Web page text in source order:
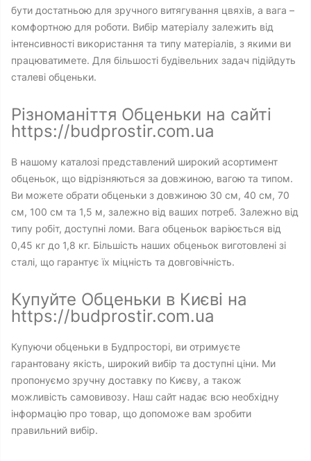
бути достатньою для зручного витягування цвяхів, а вага –
комфортною для роботи. Вибір матеріалу залежить від
інтенсивності використання та типу матеріалів, з якими ви
працюватимете. Для більшості будівельних задач підійдуть
сталеві обценьки.
Різноманіття Обценьки на сайті
https://budprostir.com.ua
В нашому каталозі представлений широкий асортимент
обценьок, що відрізняються за довжиною, вагою та типом.
Ви можете обрати обценьки з довжиною 30 см, 40 см, 70
см, 100 см та 1,5 м, залежно від ваших потреб. Залежно від
типу робіт, доступні ломи. Вага обценьок варіюється від
0,45 кг до 1,8 кг. Більшість наших обценьок виготовлені зі
сталі, що гарантує їх міцність та довговічність.
Купуйте Обценьки в Києві на
https://budprostir.com.ua
Купуючи обценьки в Будпросторі, ви отримуєте
гарантовану якість, широкий вибір та доступні ціни. Ми
пропонуємо зручну доставку по Києву, а також
можливість самовивозу. Наш сайт надає всю необхідну
інформацію про товар, що допоможе вам зробити
правильний вибір.